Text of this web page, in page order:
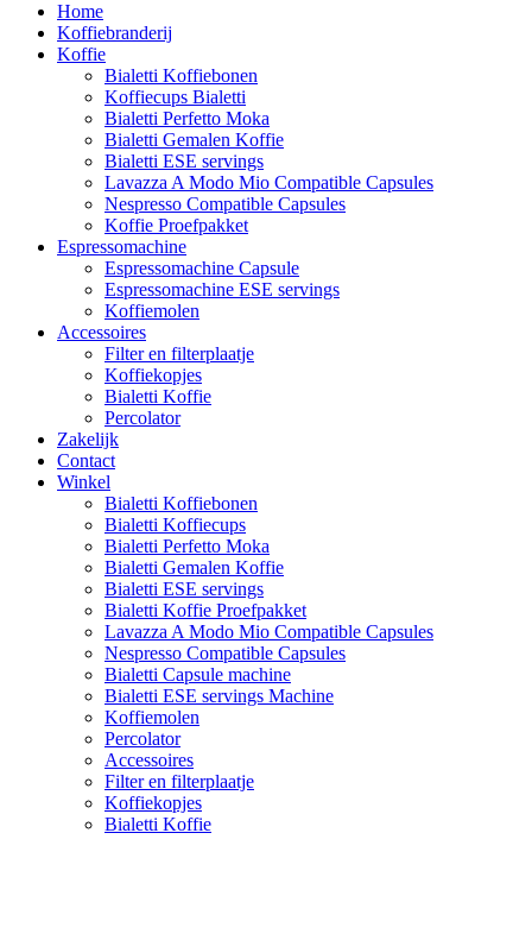
Home
Koffiebranderij
Koffie
Bialetti Koffiebonen
Koffiecups Bialetti
Bialetti Perfetto Moka
Bialetti Gemalen Koffie
Bialetti ESE servings
Lavazza A Modo Mio Compatible Capsules
Nespresso Compatible Capsules
Koffie Proefpakket
Espressomachine
Espressomachine Capsule
Espressomachine ESE servings
Koffiemolen
Accessoires
Filter en filterplaatje
Koffiekopjes
Bialetti Koffie
Percolator
Zakelijk
Contact
Winkel
Bialetti Koffiebonen
Bialetti Koffiecups
Bialetti Perfetto Moka
Bialetti Gemalen Koffie
Bialetti ESE servings
Bialetti Koffie Proefpakket
Lavazza A Modo Mio Compatible Capsules
Nespresso Compatible Capsules
Bialetti Capsule machine
Bialetti ESE servings Machine
Koffiemolen
Percolator
Accessoires
Filter en filterplaatje
Koffiekopjes
Bialetti Koffie